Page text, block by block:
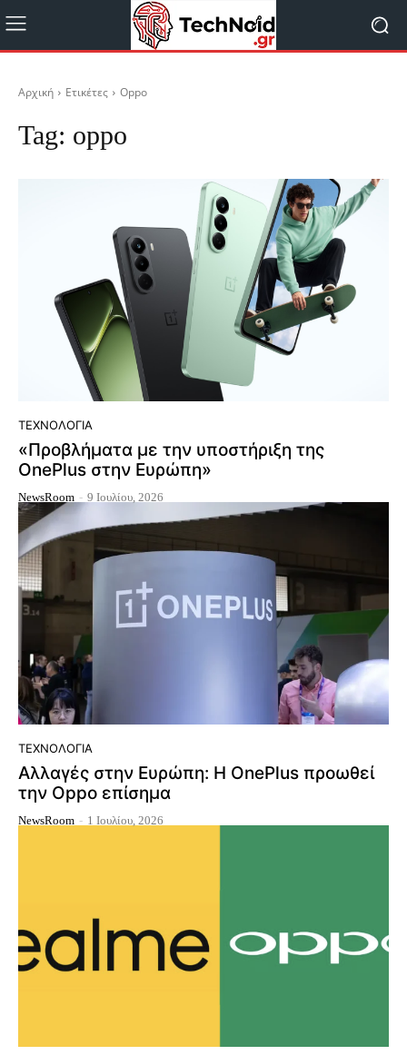
Αρχική Ετικέτες Oppo
Tag: oppo
ΤΕΧΝΟΛΟΓΊΑ
«Προβλήματα με την υποστήριξη της
OnePlus στην Ευρώπη»
NewsRoom - 9 Ιουλίου, 2026
ΤΕΧΝΟΛΟΓΊΑ
Αλλαγές στην Ευρώπη: Η OnePlus προωθεί
την Oppo επίσημα
NewsRoom - 1 Ιουλίου, 2026